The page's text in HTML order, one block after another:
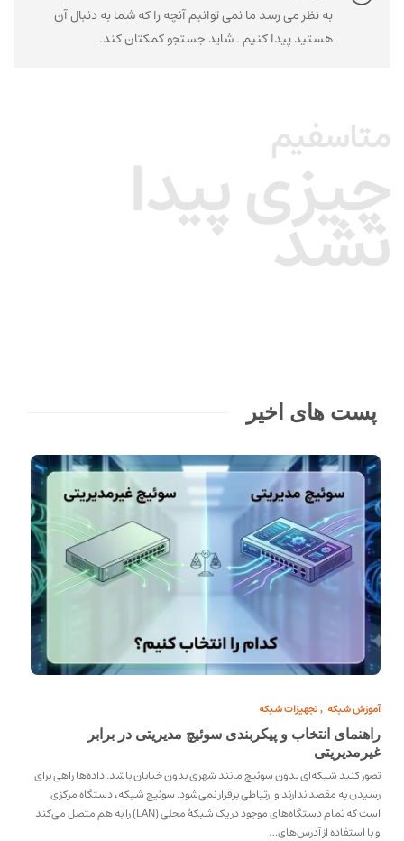
به نظر می رسد ما نمی توانیم آنچه را که شما به دنبال آن
هستید پیدا کنیم . شاید جستجو کمکتان کند.
متاسفیم
چیزی پیدا
نشد
پست های اخیر
آموزش شبکه ,تجهیزات شبکه
راهنمای انتخاب و پیکربندی سوئیچ مدیریتی در برابر
غیرمدیریتی
تصور کنید شبکه‌ای بدون سوئیچ مانند شهری بدون خیابان باشد. داده‌ها راهی برای
رسیدن به مقصد ندارند و ارتباطی برقرار نمی‌شود. سوئیچ شبکه، دستگاه مرکزی
است که تمام دستگاه‌های موجود در یک شبکهٔ محلی (LAN) را به هم متصل می‌کند
و با استفاده از آدرس‌های…